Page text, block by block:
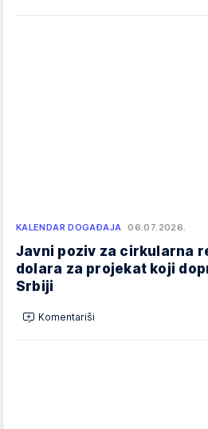
KALENDAR DOGAĐAJA 06.07.2026.
Javni poziv za cirkularna
dolara za projekat koji
Srbiji
Komentariši